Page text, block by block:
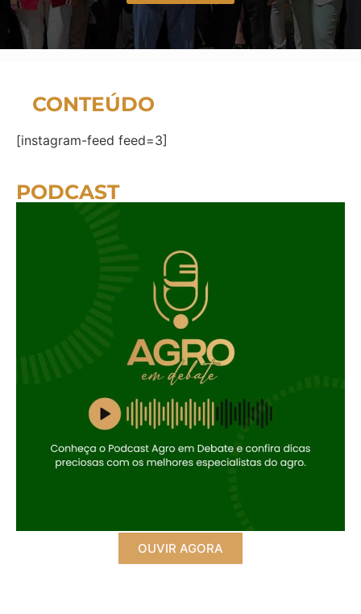
CONTEÚDO
[instagram-feed feed=3]
PODCAST
OUVIR AGORA